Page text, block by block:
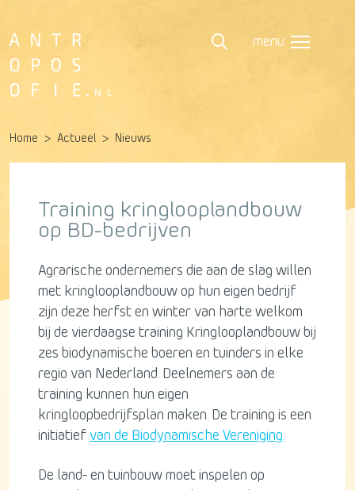
menu
Home Actueel Nieuws
Training kringlooplandbouw
op BD-bedrijven
Agrarische ondernemers die aan de slag willen
met kringlooplandbouw op hun eigen bedrijf
zijn deze herfst en winter van harte welkom
bij de vierdaagse training Kringlooplandbouw bij
zes biodynamische boeren en tuinders in elke
regio van Nederland. Deelnemers aan de
training kunnen hun eigen
kringloopbedrijfsplan maken. De training is een
initiatief van de Biodynamische Vereniging.
De land- en tuinbouw moet inspelen op